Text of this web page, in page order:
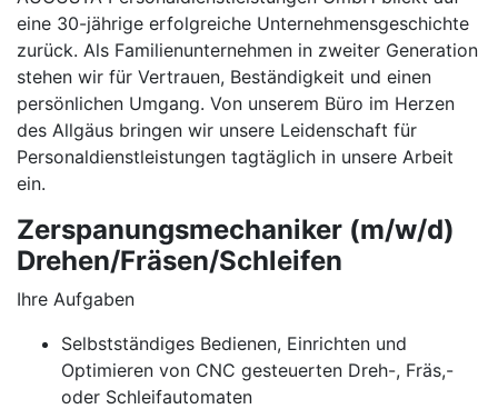
eine 30-jährige erfolgreiche Unternehmensgeschichte
zurück. Als Familienunternehmen in zweiter Generation
stehen wir für Vertrauen, Beständigkeit und einen
persönlichen Umgang. Von unserem Büro im Herzen
des Allgäus bringen wir unsere Leidenschaft für
Personaldienstleistungen tagtäglich in unsere Arbeit
ein.
Zerspanungsmechaniker (m/w/d)
Drehen/Fräsen/Schleifen
Ihre Aufgaben
Selbstständiges Bedienen, Einrichten und
Optimieren von CNC gesteuerten Dreh-, Fräs,-
oder Schleifautomaten